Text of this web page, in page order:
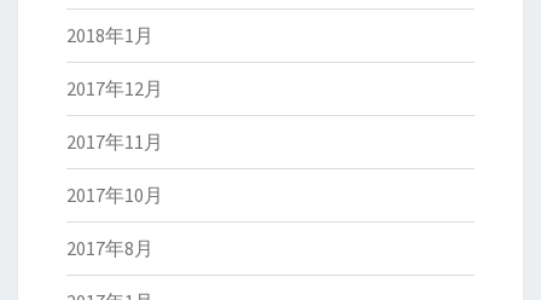
2018年1月
2017年12月
2017年11月
2017年10月
2017年8月